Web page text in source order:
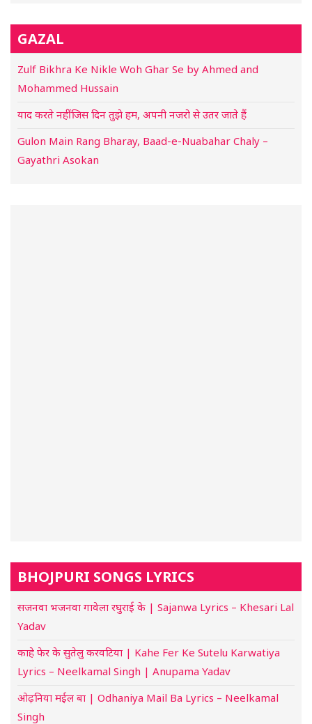
GAZAL
Zulf Bikhra Ke Nikle Woh Ghar Se by Ahmed and
Mohammed Hussain
याद करते नहीं जिस दिन तुझे हम, अपनी नजरो से उतर जाते हैं
Gulon Main Rang Bharay, Baad-e-Nuabahar Chaly –
Gayathri Asokan
BHOJPURI SONGS LYRICS
सजनवा भजनवा गावेला रघुराई के | Sajanwa Lyrics – Khesari Lal
Yadav
काहे फेर के सुतेलु करवटिया | Kahe Fer Ke Sutelu Karwatiya
Lyrics – Neelkamal Singh | Anupama Yadav
ओढ़निया मईल बा | Odhaniya Mail Ba Lyrics – Neelkamal
Singh